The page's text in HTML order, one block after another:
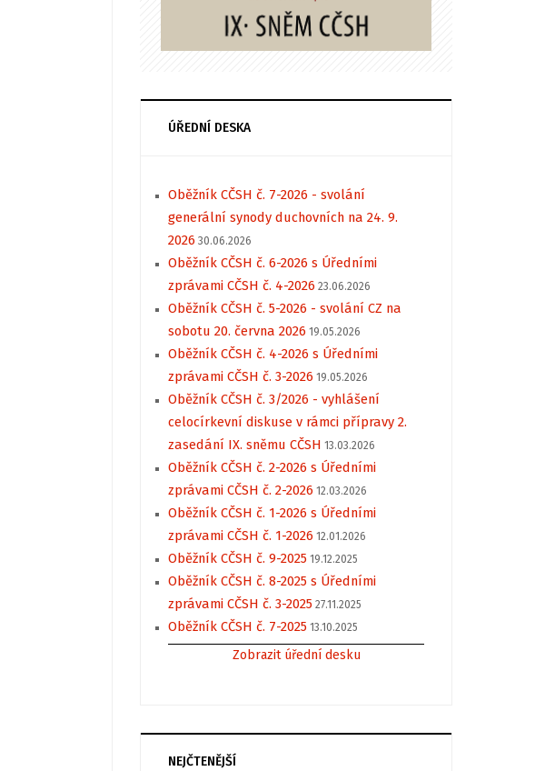
ÚŘEDNÍ DESKA
Oběžník CČSH č. 7-2026 - svolání
generální synody duchovních na 24. 9.
2026 30.06.2026
Oběžník CČSH č. 6-2026 s Úředními
zprávami CČSH č. 4-2026 23.06.2026
Oběžník CČSH č. 5-2026 - svolání CZ na
sobotu 20. června 2026 19.05.2026
Oběžník CČSH č. 4-2026 s Úředními
zprávami CČSH č. 3-2026 19.05.2026
Oběžník CČSH č. 3/2026 - vyhlášení
celocírkevní diskuse v rámci přípravy 2.
zasedání IX. sněmu CČSH 13.03.2026
Oběžník CČSH č. 2-2026 s Úředními
zprávami CČSH č. 2-2026 12.03.2026
Oběžník CČSH č. 1-2026 s Úředními
zprávami CČSH č. 1-2026 12.01.2026
Oběžník CČSH č. 9-2025 19.12.2025
Oběžník CČSH č. 8-2025 s Úředními
zprávami CČSH č. 3-2025 27.11.2025
Oběžník CČSH č. 7-2025 13.10.2025
Zobrazit úřední desku
NEJČTENĚJŠÍ